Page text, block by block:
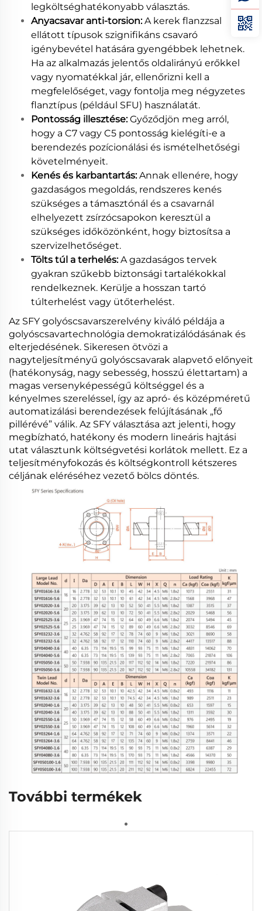
legköltséghatékonyabb választás.
Anyacsavar anti-torsion:A kerek flanzzsal
ellátott típusok szignifikáns csavaró
igénybevétel hatására gyengébbek lehetnek.
Ha az alkalmazás jelentős oldalirányú erőkkel
vagy nyomatékkal jár, ellenőrizni kell a
megfelelőséget, vagy fontolja meg négyzetes
flanztípus (például SFU) használatát.
Pontosság illesztése:Győződjön meg arról,
hogy a C7 vagy C5 pontosság kielégíti-e a
berendezés pozícionálási és ismételhetőségi
követelményeit.
Kenés és karbantartás:Annak ellenére, hogy
gazdaságos megoldás, rendszeres kenés
szükséges a támasztónál és a csavarnál
elhelyezett zsírzócsapokon keresztül a
szükséges időközönként, hogy biztosítsa a
szervizelhetőséget.
Tölts túl a terhelés:A gazdaságos tervek
gyakran szűkebb biztonsági tartalékokkal
rendelkeznek. Kerülje a hosszan tartó
túlterhelést vagy ütőterhelést.
Az SFY golyóscsavarszerelvény kiváló példája a
golyóscsavartechnológia demokratizálódásának és
elterjedésének. Sikeresen ötvözi a
nagyteljesítményű golyóscsavarak alapvető előnyeit
(hatékonyság, nagy sebesség, hosszú élettartam) a
magas versenyképességű költséggel és a
kényelmes szereléssel, így az apró- és középméretű
automatizálási berendezések felújításának „fő
pillérévé” válik. Az SFY választása azt jelenti, hogy
megbízható, hatékony és modern lineáris hajtási
utat választunk költségvetési korlátok mellett. Ez a
teljesítményfokozás és költségkontroll kétszeres
céljának eléréséhez vezető bölcs döntés.
További termékek